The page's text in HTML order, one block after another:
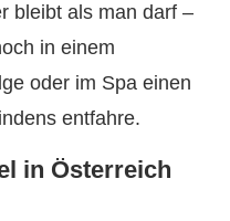
bleibt als man darf –
in einem
oder im Spa einen
entfahre.
in Österreich